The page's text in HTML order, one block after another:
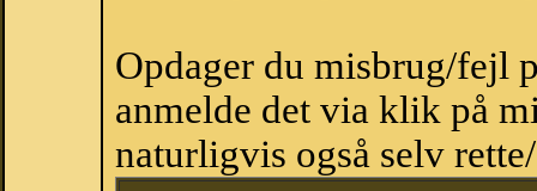
Opdager du misbrug/fejl
anmelde det via klik på
naturligvis også selv